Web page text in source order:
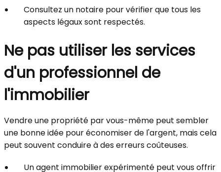
Consultez un notaire pour vérifier que tous les
aspects légaux sont respectés.
Ne pas utiliser les services
d'un professionnel de
l'immobilier
Vendre une propriété par vous-même peut sembler
une bonne idée pour économiser de l'argent, mais cela
peut souvent conduire à des erreurs coûteuses.
Un agent immobilier expérimenté peut vous offrir